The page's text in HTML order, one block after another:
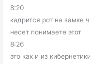
8:20
кадрится рот на замке
несет понимаете этот
8:26
это как и из